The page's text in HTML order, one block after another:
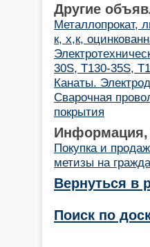
Другие
Металлопрокат,
к, х,к,
30S, T130-35S,
Канаты.
Cварочная
покрытия
Информация,
Покупка и
метизы на
Вернуться в
Поиск по